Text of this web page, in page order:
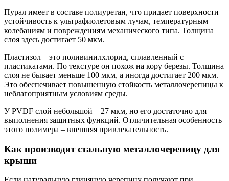
Пурал имеет в составе полиуретан, что придает поверхности
устойчивость к ультрафиолетовым лучам, температурным
колебаниям и повреждениям механического типа. Толщина
слоя здесь достигает 50 мкм.
Пластизол – это поливинилхлорид, сплавленный с
пластикатами. По текстуре он похож на кору березы. Толщина
слоя не бывает меньше 100 мкм, а иногда достигает 200 мкм.
Это обеспечивает повышенную стойкость металлочерепицы к
неблагоприятным условиям среды.
У PVDF слой небольшой – 27 мкм, но его достаточно для
выполнения защитных функций. Отличительная особенность
этого полимера – внешняя привлекательность.
Как производят стальную металлочерепицу для
крыши